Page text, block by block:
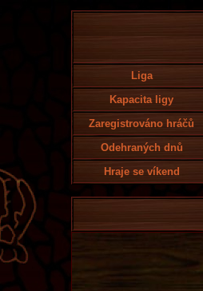
Liga
Kapacita ligy
Zaregistrováno hráčů
Odehraných dnů
Hraje se víkend